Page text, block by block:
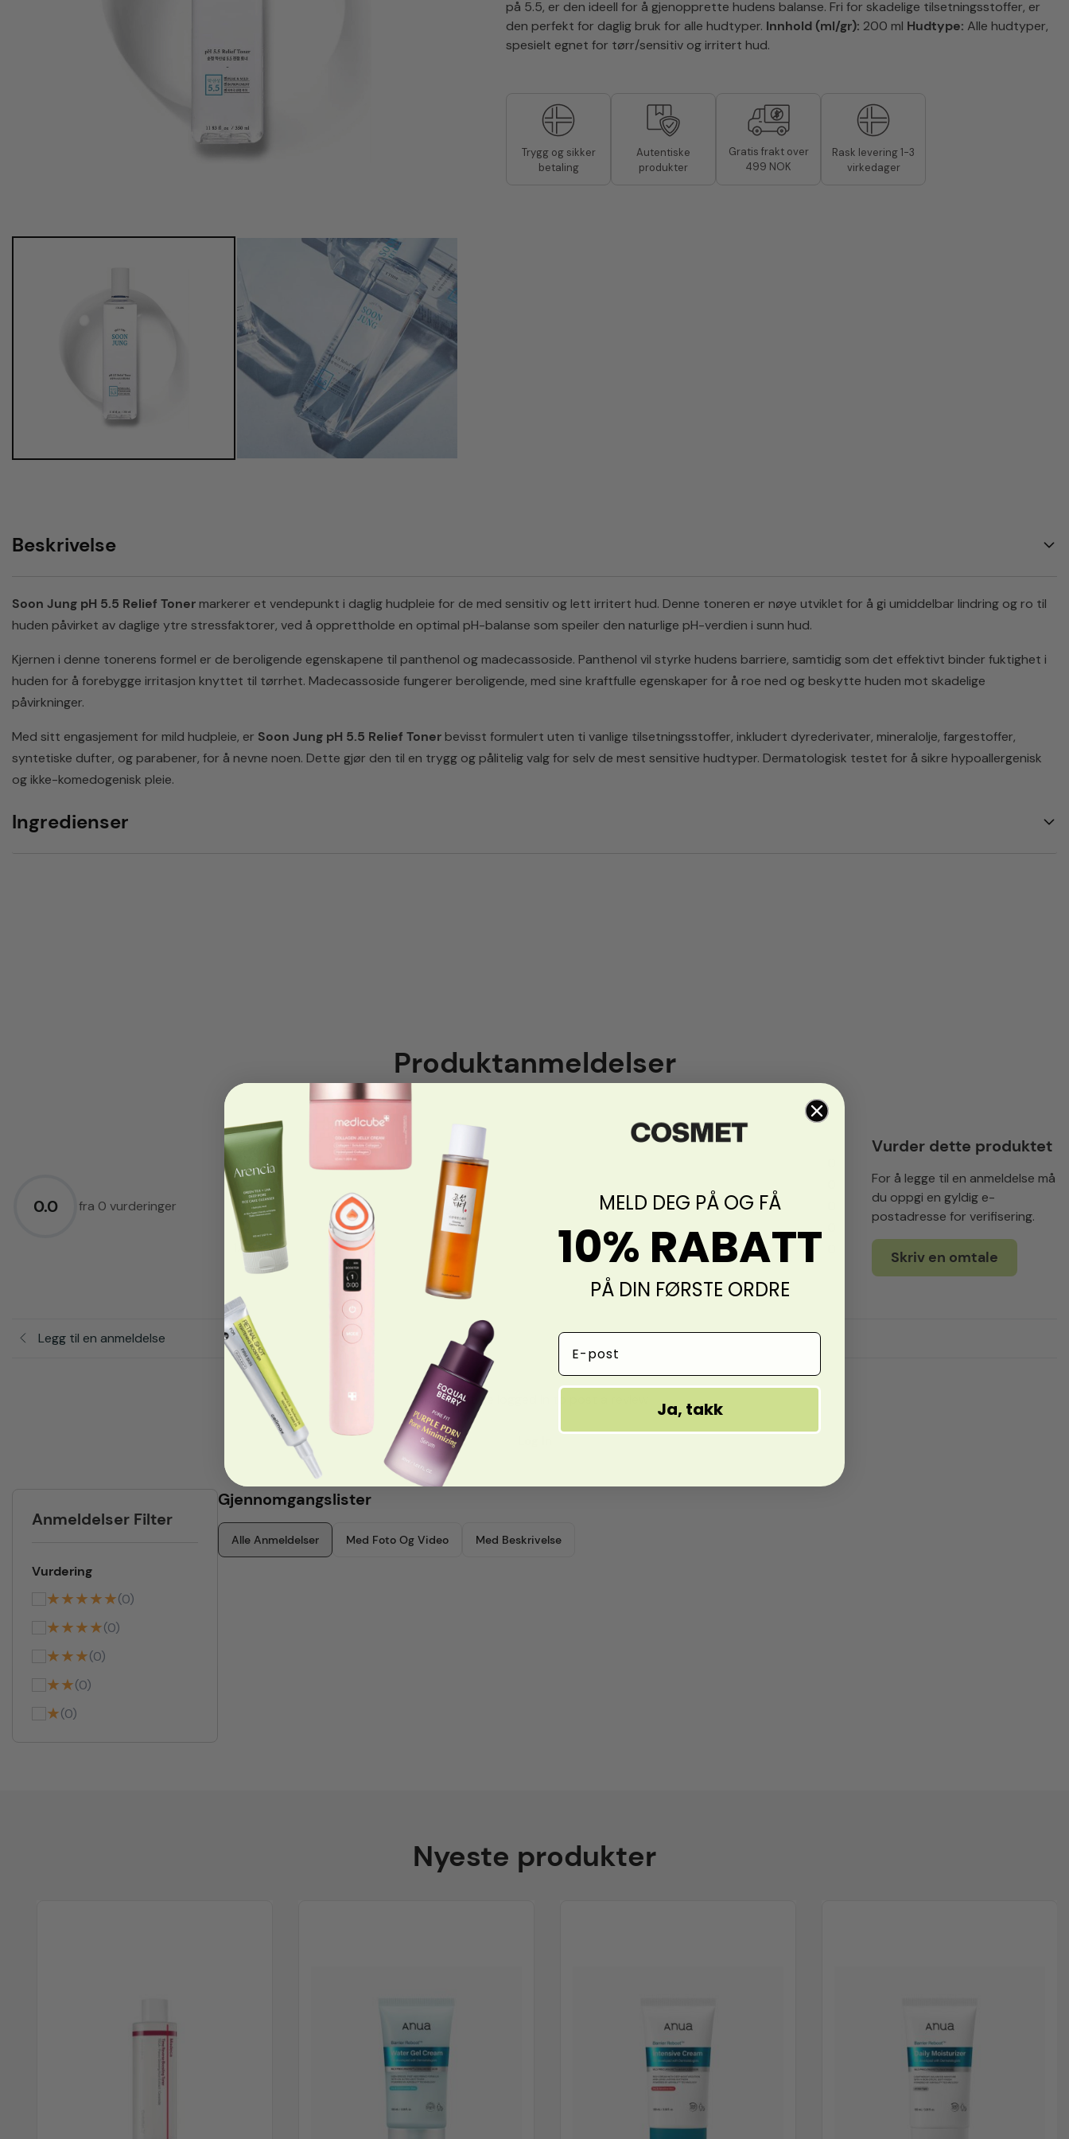
på 5.5, er den ideell for å gjenopprette hudens balanse. Fri for skadelige tilsetningsstoffer, er
den perfekt for daglig bruk for alle hudtyper. Innhold (ml/gr):200 ml Hudtype:Alle hudtyper,
spesielt egnet for tørr/sensitiv og irritert hud.
Trygg og sikker
betaling
Autentiske
produkter
Gratis frakt over
499 NOK
Rask levering 1-3
virkedager
Beskrivelse
Soon Jung pH 5.5 Relief Tonermarkerer et vendepunkt i daglig hudpleie for de med sensitiv og lett irritert hud. Denne toneren er nøye utviklet for å gi umiddelbar lindring og ro til
huden påvirket av daglige ytre stressfaktorer, ved å opprettholde en optimal pH-balanse som speiler den naturlige pH-verdien i sunn hud.
Kjernen i denne tonerens formel er de beroligende egenskapene til panthenol og madecassoside. Panthenol vil styrke hudens barriere, samtidig som det effektivt binder fuktighet i
huden for å forebygge irritasjon knyttet til tørrhet. Madecassoside fungerer beroligende, med sine kraftfulle egenskaper for å roe ned og beskytte huden mot skadelige
påvirkninger.
Med sitt engasjement for mild hudpleie, er Soon Jung pH 5.5 Relief Tonerbevisst formulert uten ti vanlige tilsetningsstoffer, inkludert dyrederivater, mineralolje, fargestoffer,
syntetiske dufter, og parabener, for å nevne noen. Dette gjør den til en trygg og pålitelig valg for selv de mest sensitive hudtyper. Dermatologisk testet for å sikre hypoallergenisk
og ikke-komedogenisk pleie.
Ingredienser
Produktanmeldelser
0.0 fra 0 vurderinger
★
4.0
★
3.0★
2.0
1.0★
Vurder dette produktet
For å legge til en anmeldelse må
du oppgi en gyldig e-
postadresse for verifisering.
Skriv en omtale
Legg til en anmeldelse
You must be logged in to post a review
Anmeldelser Filter
Vurdering
★★★★★(0)
★★★★(0)
★★★(0)
★★(0)
★(0)
Gjennomgangslister
Alle Anmeldelser Med Foto Og Video Med Beskrivelse
Nyeste produkter
MELD DEG PÅ OG FÅ
10% RABATT
PÅ DIN FØRSTE ORDRE
Email Address
Ja, takk